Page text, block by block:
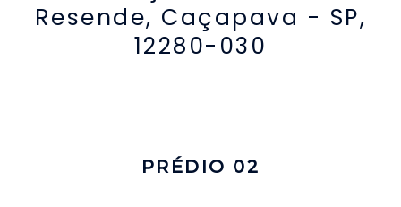
Resende, Caçapava - SP,
12280-030
PRÉDIO 02